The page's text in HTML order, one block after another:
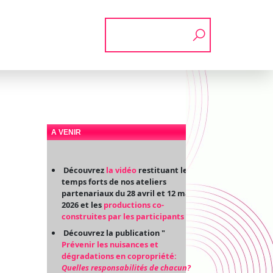
A VENIR
Découvrez la vidéo restituant les
temps forts de nos ateliers
partenariaux du 28 avril et 12 mai
2026 et les productions co-
construites par les participants
Découvrez la publication "
Prévenir les nuisances et
dégradations en copropriété:
Quelles responsabilités de chacun?